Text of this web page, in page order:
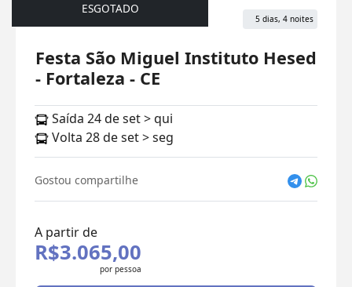
ESGOTADO
Peregrinação 5 dias, 4 noites
Festa São Miguel Instituto Hesed
- Fortaleza - CE
Saída 24 de set > qui
Volta 28 de set > seg
Gostou compartilhe
A partir de
R$3.065,00
por pessoa